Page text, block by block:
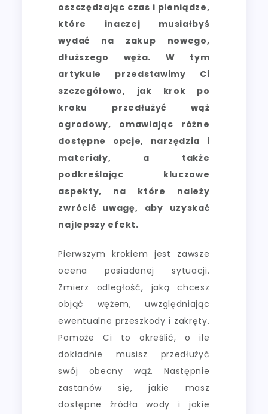
oszczędzając czas i pieniądze,
które inaczej musiałbyś
wydać na zakup nowego,
dłuższego węża. W tym
artykule przedstawimy Ci
szczegółowo, jak krok po
kroku przedłużyć wąż
ogrodowy, omawiając różne
dostępne opcje, narzędzia i
materiały, a także
podkreślając kluczowe
aspekty, na które należy
zwrócić uwagę, aby uzyskać
najlepszy efekt.
Pierwszym krokiem jest zawsze
ocena posiadanej sytuacji.
Zmierz odległość, jaką chcesz
objąć wężem, uwzględniając
ewentualne przeszkody i zakręty.
Pomoże Ci to określić, o ile
dokładnie musisz przedłużyć
swój obecny wąż. Następnie
zastanów się, jakie masz
dostępne źródła wody i jakie